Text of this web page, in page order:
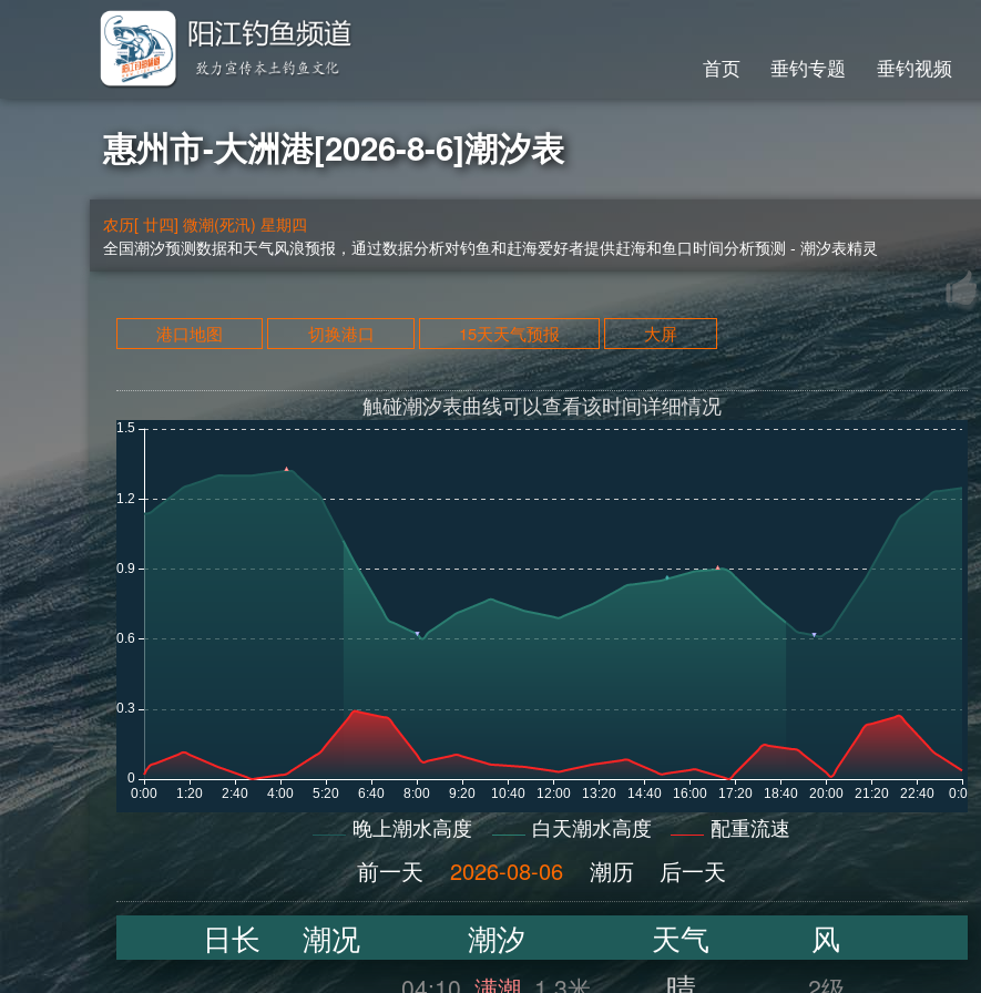
首页 垂钓专题 垂钓视频
惠州市-大洲港[2026-8-6]潮汐表
农历[ 廿四] 微潮(死汛) 星期四
全国潮汐预测数据和天气风浪预报，通过数据分析对钓鱼和赶海爱好者提供赶海和鱼口时间分析预测 - 潮汐表精灵
港口地图 切换港口 15天天气预报 大屏
触碰潮汐表曲线可以查看该时间详细情况
晚上潮水高度 白天潮水高度 配重流速
前一天 2026-08-06 潮历 后一天
日长 潮况 潮汐 天气 风